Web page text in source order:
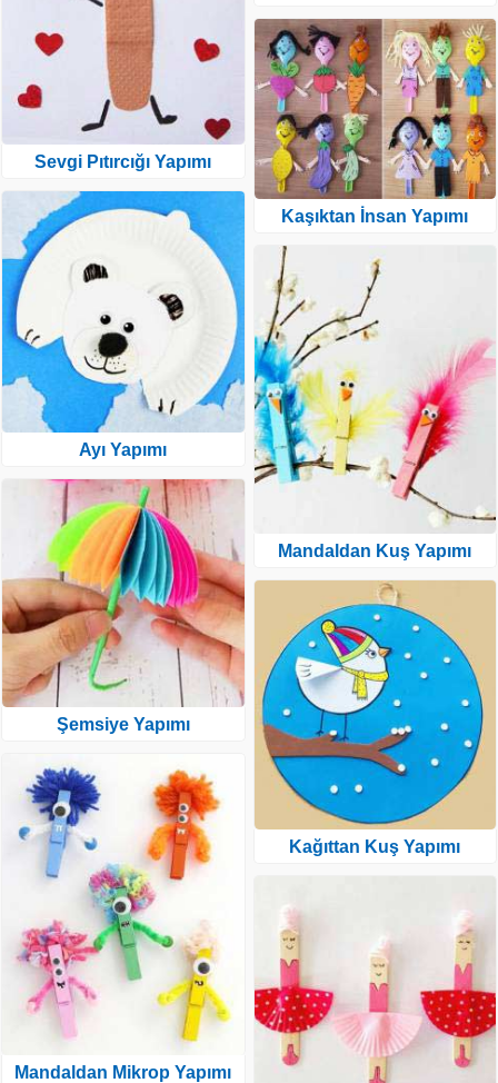
Sevgi Pıtırcığı Yapımı
Ayı Yapımı
Şemsiye Yapımı
Mandaldan Mikrop Yapımı
Kaşıktan İnsan Yapımı
Mandaldan Kuş Yapımı
Kağıttan Kuş Yapımı